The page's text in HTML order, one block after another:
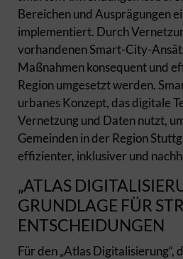
Bereichen und Ausprägungen
implementiert. Durch
vorhandenen Smart-City-
Maßnahmen konsequent und
Region umgesetzt werden.
urbanes Konzept, das digitale
Vernetzung und Daten nutzt,
Gemeinden in der Region
effizienter, inklusiver und
„ATLAS
GRUNDLAGE FÜR
ENTSCHEIDUNGEN
Für den „Atlas Digitalisierung“,